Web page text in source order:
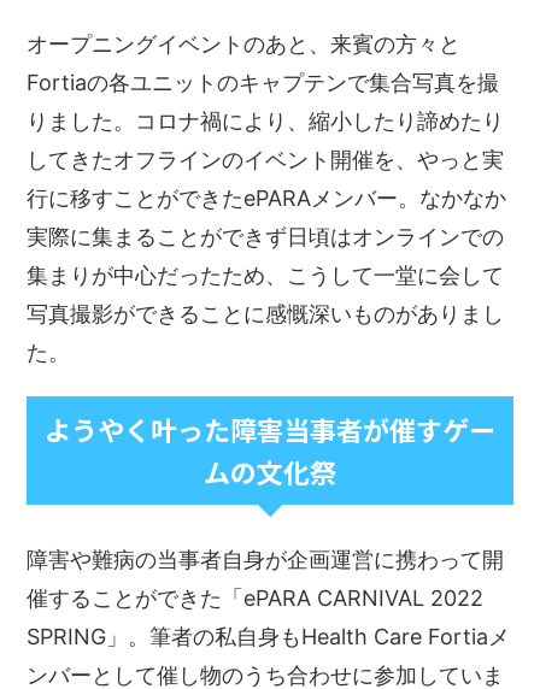
オープニングイベントのあと、来賓の方々と
Fortiaの各ユニットのキャプテンで集合写真を撮
りました。コロナ禍により、縮小したり諦めたり
してきたオフラインのイベント開催を、やっと実
行に移すことができたePARAメンバー。なかなか
実際に集まることができず日頃はオンラインでの
集まりが中心だったため、こうして一堂に会して
写真撮影ができることに感慨深いものがありまし
た。
ようやく叶った障害当事者が催すゲー
ムの文化祭
障害や難病の当事者自身が企画運営に携わって開
催することができた「ePARA CARNIVAL 2022
SPRING」。筆者の私自身もHealth Care Fortiaメ
ンバーとして催し物のうち合わせに参加していま